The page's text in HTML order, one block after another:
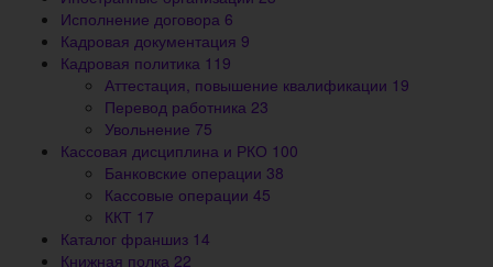
Исполнение договора 6
Кадровая документация 9
Кадровая политика 119
Аттестация, повышение квалификации 19
Перевод работника 23
Увольнение 75
Кассовая дисциплина и РКО 100
Банковские операции 38
Кассовые операции 45
ККТ 17
Каталог франшиз 14
Книжная полка 22